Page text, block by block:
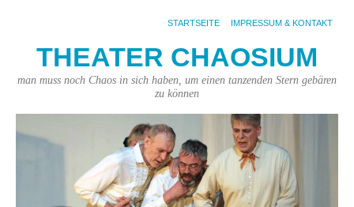
STARTSEITE IMPRESSUM & KONTAKT
THEATER CHAOSIUM
man muss noch Chaos in sich haben, um einen tanzenden Stern gebären
zu können